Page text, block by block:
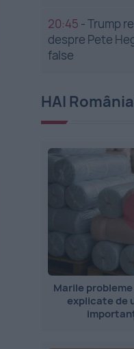
20:45 -Trump
despre Pete
false
HAI
Marile
explicate de